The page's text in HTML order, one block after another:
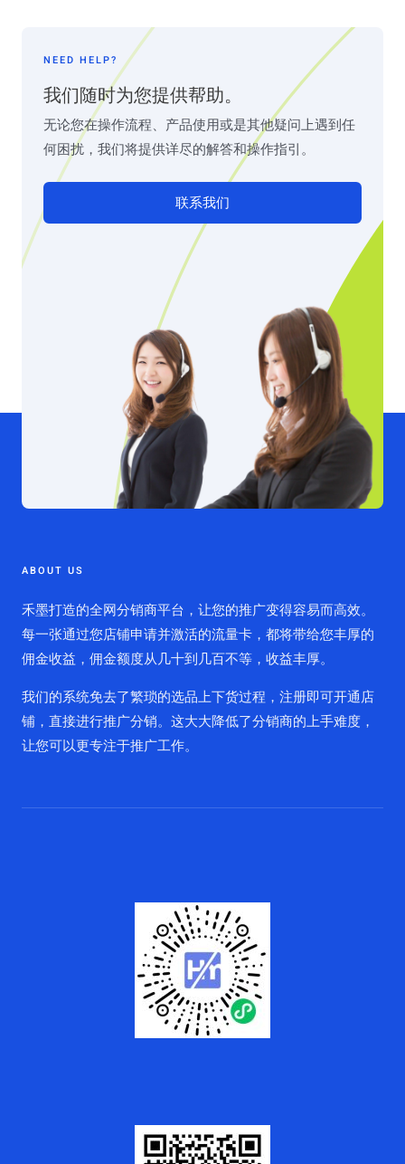
NEED HELP?
我们随时为您提供帮助。
无论您在操作流程、产品使用或是其他疑问上遇到任
何困扰，我们将提供详尽的解答和操作指引。
联系我们
ABOUT US
禾墨打造的全网分销商平台，让您的推广变得容易而高效。
每一张通过您店铺申请并激活的流量卡，都将带给您丰厚的
佣金收益，佣金额度从几十到几百不等，收益丰厚。
我们的系统免去了繁琐的选品上下货过程，注册即可开通店
铺，直接进行推广分销。这大大降低了分销商的上手难度，
让您可以更专注于推广工作。